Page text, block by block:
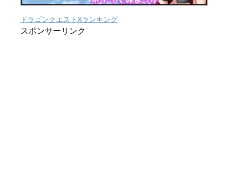
ドラゴンクエストXランキング
スポンサーリンク